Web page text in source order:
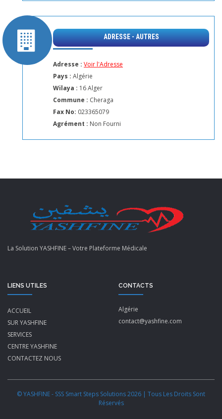
ADRESSE - AUTRES
Adresse : Voir l'Adresse
Pays : Algérie
Wilaya : 16 Alger
Commune : Cheraga
Fax No: 023365079
Agrément : Non Fourni
La Solution YASHFINE – Votre Plateforme Médicale
LIENS UTILES
ACCUEIL
SUR YASHFINE
SERVICES
CENTRE YASHFINE
CONTACTEZ NOUS
CONTACTS
Algérie
contact@yashfine.com
© YASHFINE - SSS Smart Steps Solutions 2026 | Tous Les Droits Sont
Réservés